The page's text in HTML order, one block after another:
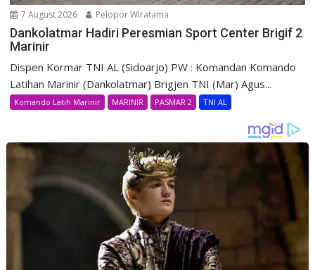
7 August 2026 Pelopor Wiratama
Dankolatmar Hadiri Peresmian Sport Center Brigif 2
Marinir
Dispen Kormar TNI AL (Sidoarjo) PW : Komandan Komando
Latihan Marinir (Dankolatmar) Brigjen TNI (Mar) Agus...
Komando Latih Marinir MARINIR PASMAR 2 TNI AL